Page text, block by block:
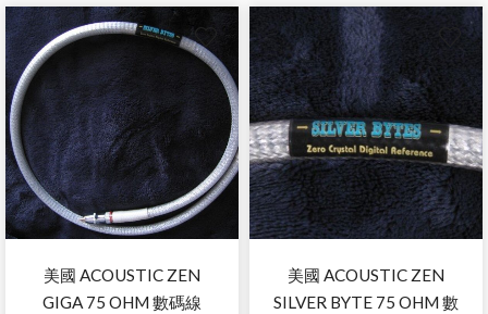
美國 ACOUSTIC ZEN
GIGA 75 OHM 數碼線
美國 ACOUSTIC ZEN
SILVER BYTE 75 OHM 數